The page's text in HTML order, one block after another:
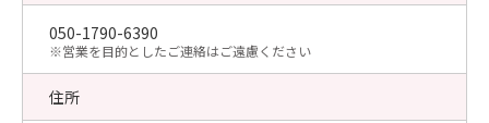
050-1790-6390
​※営業を目的としたご連絡はご遠慮ください
住所